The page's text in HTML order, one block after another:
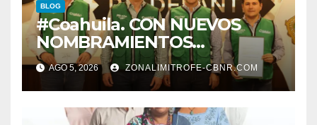
BLOG
#Coahuila. CON NUEVOS
NOMBRAMIENTOS
FORTALECE GOBERNADOR
GABINETE
AGO 5, 2026 ZONALIMITROFE-CBNR.COM